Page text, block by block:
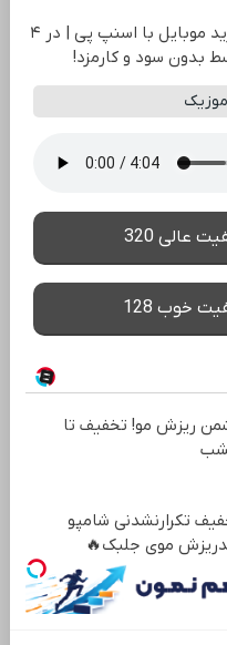
خرید موبایل با اسنپ پی | در ۴
بدون سود و کارمزد!
عالی 320
خوب 128
ریزش مو! تخفیف تا
تکرارنشدنی شامپو
موی جلبک🔥